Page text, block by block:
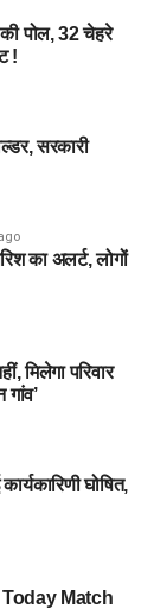
पोल, 32 चेहरे
!
सरकारी
का अलर्ट, लोगों
मिलेगा परिवार
घोषित,
Match